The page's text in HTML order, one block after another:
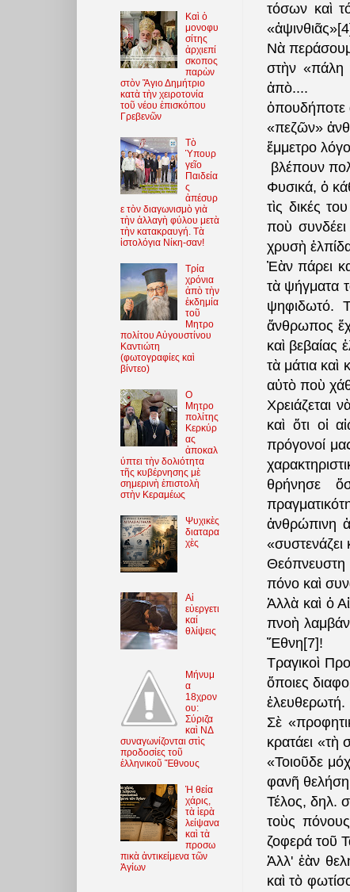
τόσων καὶ
Νὰ
στὴν «πάλη
ἀπὸ....
ὁπουδήποτε
«πεζῶν»
ἔμμετρο
βλέπουν
Φυσικά, ὁ
τὶς δικές
ποὺ
χρυσὴ
Ἐὰν πάρει
τὰ ψήγματα
ψηφιδωτό.
ἄνθρωπος
καὶ βεβαίας
τὰ μάτια καὶ
αὐτὸ ποὺ
Χρειάζεται
καὶ ὅτι οἱ
πρόγονοί
θρήνησε
ἀνθρώπινη
«συστενάζει
Θεόπνευστη
πόνο καὶ
Ἀλλὰ καὶ ὁ
πνοὴ
Ἔθνη[7]!
Τραγικοὶ
ὅποιες
ἐλευθερωτή.
Σὲ
κρατάει «τὴ
«Τοιοῦδε
φανῆ θελήση
Τέλος, δηλ.
τοὺς
ζοφερά τοῦ
Ἀλλ' ἐὰν
καὶ τὸ
Καὶ ὁ
μονοφυ
σίτης
ἀρχιεπί
σκοπος
παρὼν
στὸν Ἅγιο Δημήτριο
κατὰ τὴν χειροτονία
τοῦ νέου ἐπισκόπου
Γρεβενῶν
Τὸ
Ὑπουρ
γεῖο
Παιδεία
ς
ἀπέσυρ
ε τὸν διαγωνισμὸ γιὰ
τὴν ἀλλαγὴ φύλου μετὰ
τὴν κατακραυγή. Τὰ
ἱστολόγια Νίκη-σαν!
Τρία
χρόνια
ἀπὸ τὴν
ἐκδημία
τοῦ
Μητρο
πολίτου Αὐγουστίνου
Καντιώτη
(φωτoγραφίες καὶ
βίντεο)
O
Μητρο
πολίτης
Κερκύρ
ας
ἀποκαλ
ύπτει τὴν δολιότητα
τῆς κυβέρνησης μὲ
σημερινὴ ἐπιστολὴ
στὴν Κεραμέως
Ψυχικὲς
διαταρα
χὲς
Αἱ
εὐεργετι
καί
θλίψεις
Μήνυμ
α
18χρον
ου:
Σύριζα
καὶ ΝΔ
συναγωνίζονται στὶς
προδοσίες τοῦ
ἑλληνικοῦ Ἔθνους
Ἡ θεία
χάρις,
τὰ ἱερὰ
λείψανα
καὶ τὰ
προσω
πικὰ ἀντικείμενα τῶν
Ἁγίων